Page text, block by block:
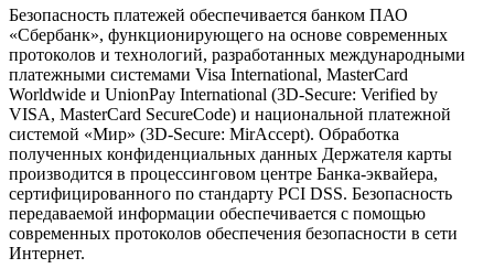
Безопасность платежей обеспечивается банком ПАО
«Сбербанк», функционирующего на основе современных
протоколов и технологий, разработанных международными
платежными системами Visa International, MasterCard
Worldwide и UnionPay International (3D-Secure: Verified by
VISA, MasterCard SecureCode) и национальной платежной
системой «Мир» (3D-Secure: MirAccept). Обработка
полученных конфиденциальных данных Держателя карты
производится в процессинговом центре Банка-эквайера,
сертифицированного по стандарту PCI DSS. Безопасность
передаваемой информации обеспечивается с помощью
современных протоколов обеспечения безопасности в сети
Интернет.